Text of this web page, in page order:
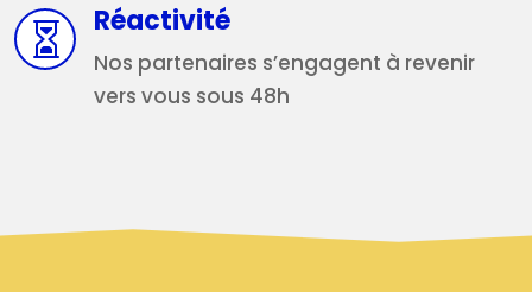
 Réactivité
Nos partenaires s’engagent à revenir
vers vous sous 48h